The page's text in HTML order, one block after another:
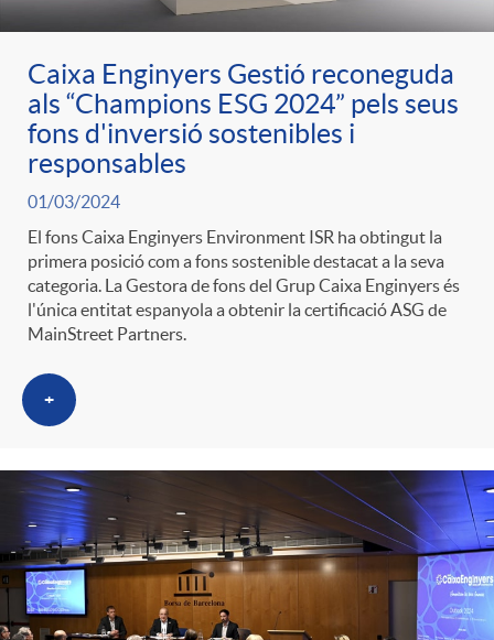
Caixa Enginyers Gestió reconeguda
als “Champions ESG 2024” pels seus
fons d'inversió sostenibles i
responsables
01/03/2024
El fons Caixa Enginyers Environment ISR ha obtingut la
primera posició com a fons sostenible destacat a la seva
categoria. La Gestora de fons del Grup Caixa Enginyers és
l'única entitat espanyola a obtenir la certificació ASG de
MainStreet Partners.
+